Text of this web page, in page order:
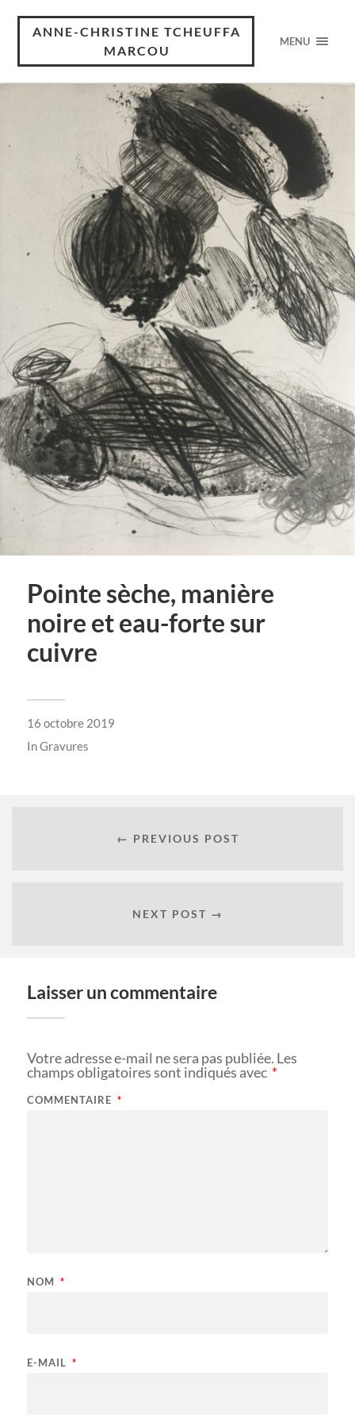
ANNE-CHRISTINE TCHEUFFA
MARCOU
MENU
Pointe sèche, manière
noire et eau-forte sur
cuivre
16 octobre 2019
InGravures
← PREVIOUS POST
NEXT POST →
Laisser un commentaire
Votre adresse e-mail ne sera pas publiée. Les
champs obligatoires sont indiqués avec *
COMMENTAIRE *
NOM *
E-MAIL *